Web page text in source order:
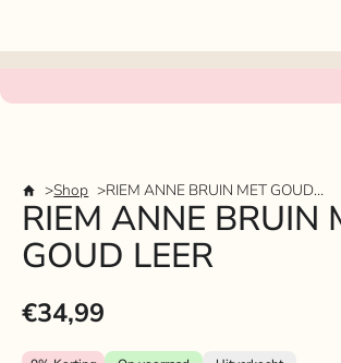
Shop RIEM ANNE BRUIN MET GOUD LEER
RIEM ANNE BRUIN
GOUD LEER
€34,99